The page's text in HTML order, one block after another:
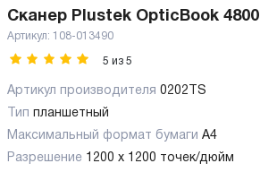
Сканер Plustek OpticBook 4800
Артикул: 108-013490
5 из 5
Артикул производителя 0202TS
Тип планшетный
Максимальный формат бумаги А4
Разрешение 1200 x 1200 точек/дюйм